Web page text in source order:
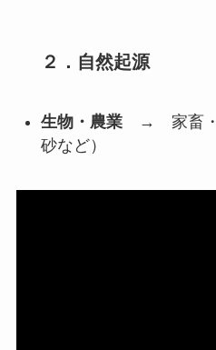
２．自然起源
生物・農業→ 家畜・
砂など）